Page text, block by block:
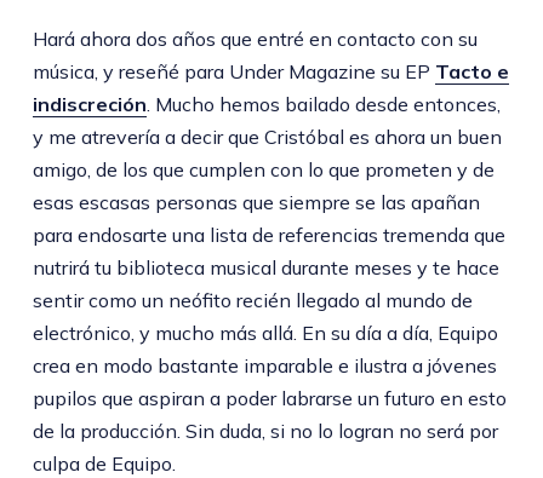
Hará ahora dos años que entré en contacto con su
música, y reseñé para Under Magazine su EP Tacto e
indiscreción. Mucho hemos bailado desde entonces,
y me atrevería a decir que Cristóbal es ahora un buen
amigo, de los que cumplen con lo que prometen y de
esas escasas personas que siempre se las apañan
para endosarte una lista de referencias tremenda que
nutrirá tu biblioteca musical durante meses y te hace
sentir como un neófito recién llegado al mundo de
electrónico, y mucho más allá. En su día a día, Equipo
crea en modo bastante imparable e ilustra a jóvenes
pupilos que aspiran a poder labrarse un futuro en esto
de la producción. Sin duda, si no lo logran no será por
culpa de Equipo.